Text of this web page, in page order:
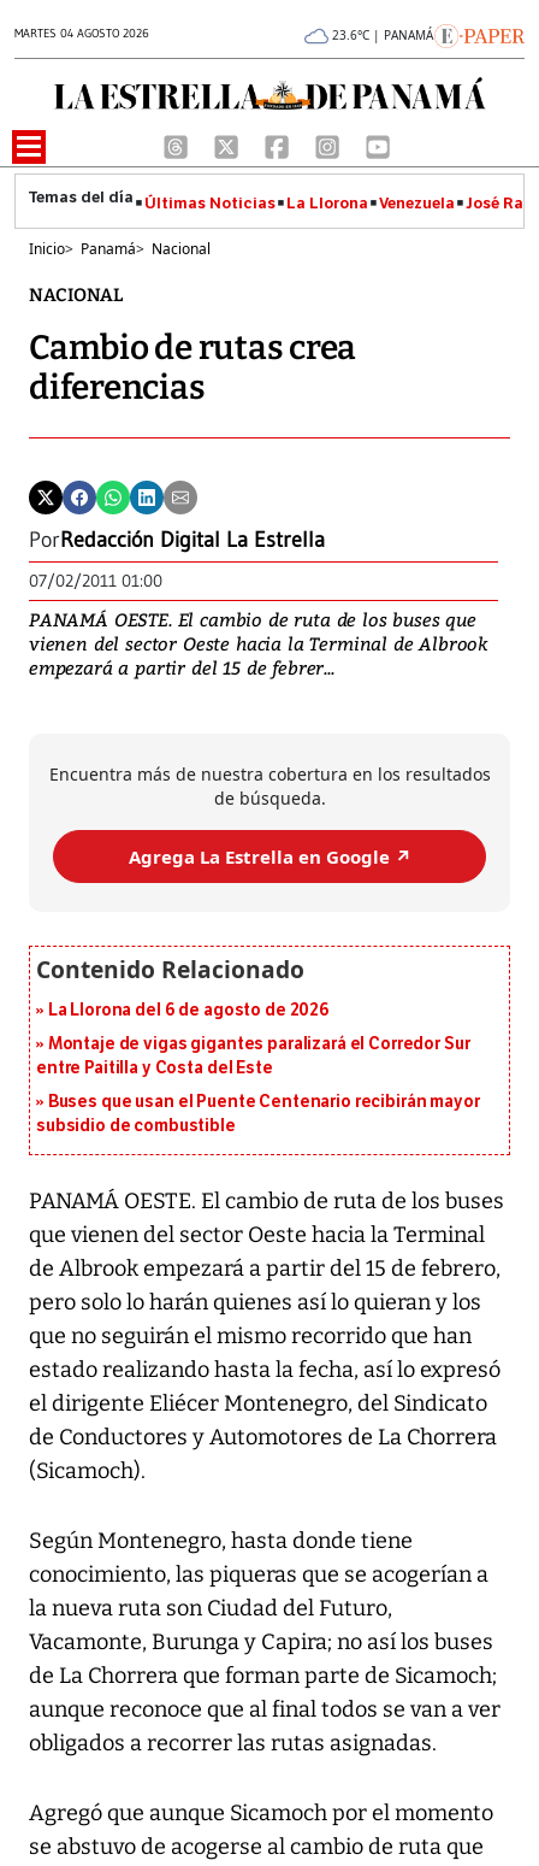
MARTES 04 AGOSTO 2026 23.6°C | PANAMÁ
Últimas Noticias La Llorona Venezuela José
Inicio> Panamá> Nacional
NACIONAL
Cambio de rutas crea
diferencias
PorRedacción Digital La Estrella
07/02/2011 01:00
PANAMÁ OESTE. El cambio de ruta de los buses que
vienen del sector Oeste hacia la Terminal de Albrook
empezará a partir del 15 de febrer...
Encuentra más de nuestra cobertura en los resultados
de búsqueda.
Agrega La Estrella en Google ↗️
La Llorona del 6 de agosto de 2026
Montaje de vigas gigantes paralizará el Corredor Sur
entre Paitilla y Costa del Este
Buses que usan el Puente Centenario recibirán mayor
subsidio de combustible
PANAMÁ OESTE. El cambio de ruta de los buses
que vienen del sector Oeste hacia la Terminal
de Albrook empezará a partir del 15 de febrero,
pero solo lo harán quienes así lo quieran y los
que no seguirán el mismo recorrido que han
estado realizando hasta la fecha, así lo expresó
el dirigente Eliécer Montenegro, del Sindicato
de Conductores y Automotores de La Chorrera
(Sicamoch).
Según Montenegro, hasta donde tiene
conocimiento, las piqueras que se acogerían a
la nueva ruta son Ciudad del Futuro,
Vacamonte, Burunga y Capira; no así los buses
de La Chorrera que forman parte de Sicamoch;
aunque reconoce que al final todos se van a ver
obligados a recorrer las rutas asignadas.
Agregó que aunque Sicamoch por el momento
se abstuvo de acogerse al cambio de ruta que